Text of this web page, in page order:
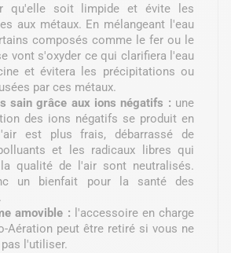
qu'elle soit limpide et évite les
aux métaux. En mélangeant l'eau
composés comme le fer ou le
vont s'oxyder ce qui clarifiera l'eau
et évitera les précipitations ou
par ces métaux.
sain grâce aux ions négatifs : une
des ions négatifs se produit en
est plus frais, débarrassé de
et les radicaux libres qui
qualité de l'air sont neutralisés.
un bienfait pour la santé des
amovible : l'accessoire en charge
Aération peut être retiré si vous ne
l'utiliser.